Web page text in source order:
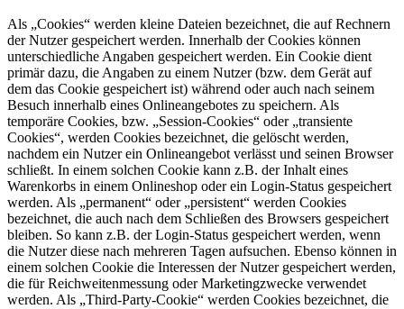
Als „Cookies“ werden kleine Dateien bezeichnet, die auf Rechnern
der Nutzer gespeichert werden. Innerhalb der Cookies können
unterschiedliche Angaben gespeichert werden. Ein Cookie dient
primär dazu, die Angaben zu einem Nutzer (bzw. dem Gerät auf
dem das Cookie gespeichert ist) während oder auch nach seinem
Besuch innerhalb eines Onlineangebotes zu speichern. Als
temporäre Cookies, bzw. „Session-Cookies“ oder „transiente
Cookies“, werden Cookies bezeichnet, die gelöscht werden,
nachdem ein Nutzer ein Onlineangebot verlässt und seinen Browser
schließt. In einem solchen Cookie kann z.B. der Inhalt eines
Warenkorbs in einem Onlineshop oder ein Login-Status gespeichert
werden. Als „permanent“ oder „persistent“ werden Cookies
bezeichnet, die auch nach dem Schließen des Browsers gespeichert
bleiben. So kann z.B. der Login-Status gespeichert werden, wenn
die Nutzer diese nach mehreren Tagen aufsuchen. Ebenso können in
einem solchen Cookie die Interessen der Nutzer gespeichert werden,
die für Reichweitenmessung oder Marketingzwecke verwendet
werden. Als „Third-Party-Cookie“ werden Cookies bezeichnet, die